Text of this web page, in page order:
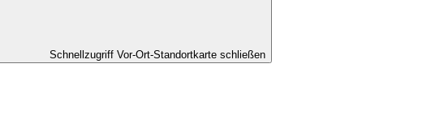
Schnellzugriff Vor-Ort-Standortkarte schließen